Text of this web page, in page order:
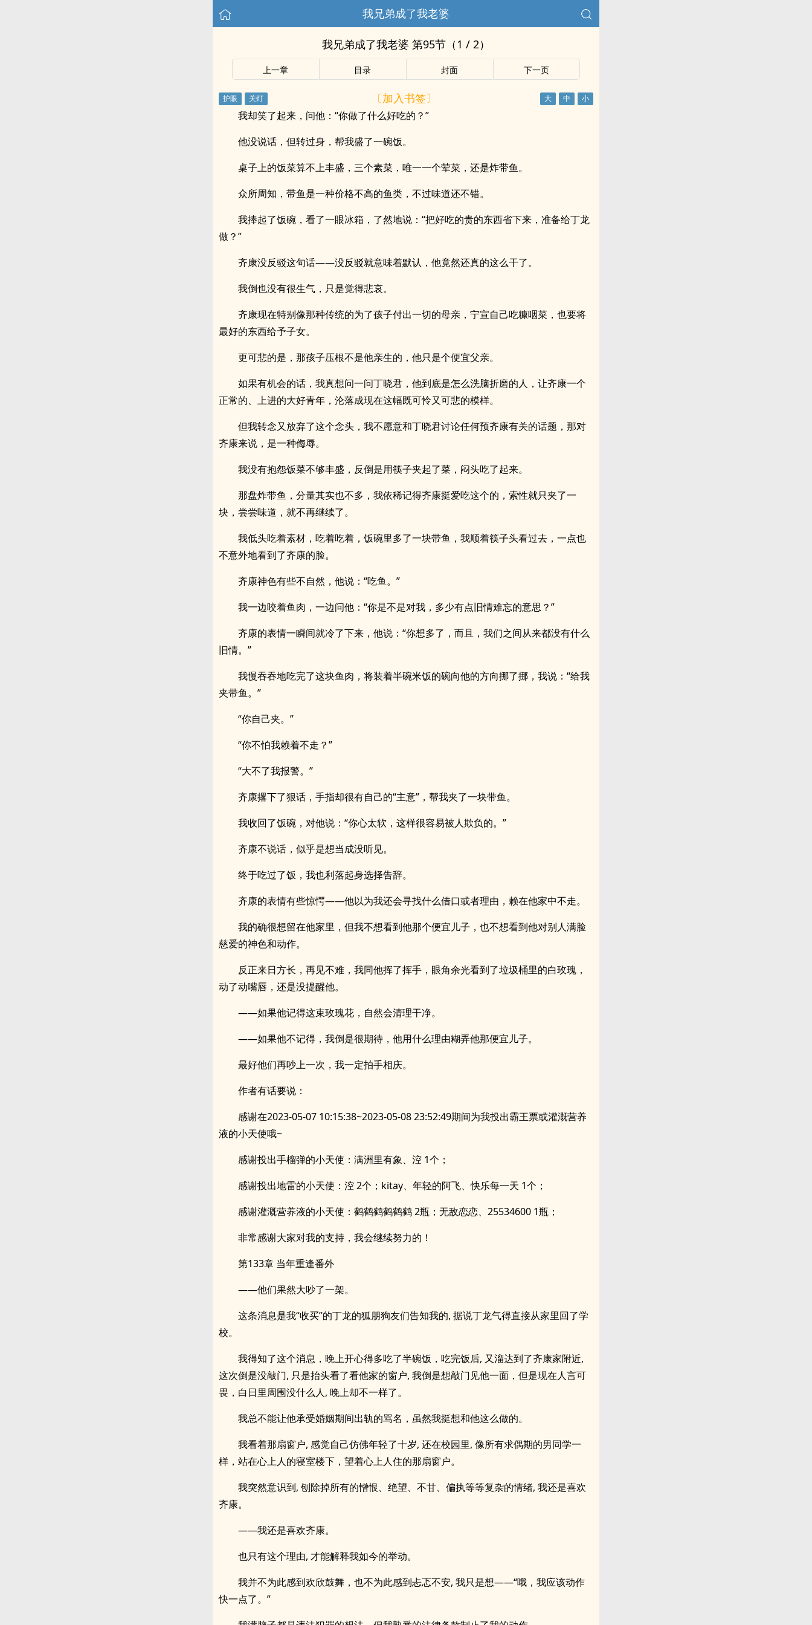
我兄弟成了我老婆
我兄弟成了我老婆 第95节（1 / 2）
上一章 目录 封面 下一页
〔加入书签〕
我却笑了起来，问他：“你做了什么好吃的？”
他没说话，但转过身，帮我盛了一碗饭。
桌子上的饭菜算不上丰盛，三个素菜，唯一一个荤菜，还是炸带鱼。
众所周知，带鱼是一种价格不高的鱼类，不过味道还不错。
我捧起了饭碗，看了一眼冰箱，了然地说：“把好吃的贵的东西省下来，准备给丁龙
做？”
齐康没反驳这句话——没反驳就意味着默认，他竟然还真的这么干了。
我倒也没有很生气，只是觉得悲哀。
齐康现在特别像那种传统的为了孩子付出一切的母亲，宁宣自己吃糠咽菜，也要将
最好的东西给予子女。
更可悲的是，那孩子压根不是他亲生的，他只是个便宜父亲。
如果有机会的话，我真想问一问丁晓君，他到底是怎么洗脑折磨的人，让齐康一个
正常的、上进的大好青年，沦落成现在这幅既可怜又可悲的模样。
但我转念又放弃了这个念头，我不愿意和丁晓君讨论任何预齐康有关的话题，那对
齐康来说，是一种侮辱。
我没有抱怨饭菜不够丰盛，反倒是用筷子夹起了菜，闷头吃了起来。
那盘炸带鱼，分量其实也不多，我依稀记得齐康挺爱吃这个的，索性就只夹了一
块，尝尝味道，就不再继续了。
我低头吃着素材，吃着吃着，饭碗里多了一块带鱼，我顺着筷子头看过去，一点也
不意外地看到了齐康的脸。
齐康神色有些不自然，他说：“吃鱼。”
我一边咬着鱼肉，一边问他：“你是不是对我，多少有点旧情难忘的意思？”
齐康的表情一瞬间就冷了下来，他说：“你想多了，而且，我们之间从来都没有什么
旧情。”
我慢吞吞地吃完了这块鱼肉，将装着半碗米饭的碗向他的方向挪了挪，我说：“给我
夹带鱼。”
“你自己夹。”
“你不怕我赖着不走？”
“大不了我报警。”
齐康撂下了狠话，手指却很有自己的“主意”，帮我夹了一块带鱼。
我收回了饭碗，对他说：“你心太软，这样很容易被人欺负的。”
齐康不说话，似乎是想当成没听见。
终于吃过了饭，我也利落起身选择告辞。
齐康的表情有些惊愕——他以为我还会寻找什么借口或者理由，赖在他家中不走。
我的确很想留在他家里，但我不想看到他那个便宜儿子，也不想看到他对别人满脸
慈爱的神色和动作。
反正来日方长，再见不难，我同他挥了挥手，眼角余光看到了垃圾桶里的白玫瑰，
动了动嘴唇，还是没提醒他。
——如果他记得这束玫瑰花，自然会清理干净。
——如果他不记得，我倒是很期待，他用什么理由糊弄他那便宜儿子。
最好他们再吵上一次，我一定拍手相庆。
作者有话要说：
感谢在2023-05-07 10:15:38~2023-05-08 23:52:49期间为我投出霸王票或灌溉营养
液的小天使哦~
感谢投出手榴弹的小天使：满洲里有象、涳 1个；
感谢投出地雷的小天使：涳 2个；kitay、年轻的阿飞、快乐每一天 1个；
感谢灌溉营养液的小天使：鹤鹤鹤鹤鹤鹤 2瓶；无敌恋恋、25534600 1瓶；
非常感谢大家对我的支持，我会继续努力的！
第133章 当年重逢番外
——他们果然大吵了一架。
这条消息是我“收买”的丁龙的狐朋狗友们告知我的, 据说丁龙气得直接从家里回了学
校。
我得知了这个消息，晚上开心得多吃了半碗饭，吃完饭后, 又溜达到了齐康家附近,
这次倒是没敲门, 只是抬头看了看他家的窗户, 我倒是想敲门见他一面，但是现在人言可
畏，白日里周围没什么人, 晚上却不一样了。
我总不能让他承受婚姻期间出轨的骂名，虽然我挺想和他这么做的。
我看着那扇窗户, 感觉自己仿佛年轻了十岁, 还在校园里, 像所有求偶期的男同学一
样，站在心上人的寝室楼下，望着心上人住的那扇窗户。
我突然意识到, 刨除掉所有的憎恨、绝望、不甘、偏执等等复杂的情绪, 我还是喜欢
齐康。
——我还是喜欢齐康。
也只有这个理由, 才能解释我如今的举动。
我并不为此感到欢欣鼓舞，也不为此感到忐忑不安, 我只是想——“哦，我应该动作
快一点了。”